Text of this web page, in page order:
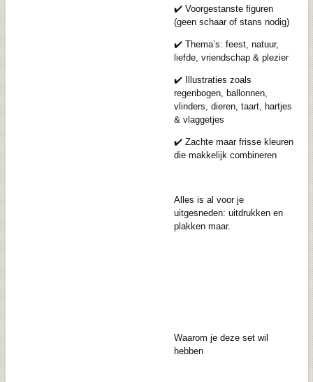
✔️ Voorgestanste figuren
(geen schaar of stans nodig)
✔️ Thema’s: feest, natuur,
liefde, vriendschap & plezier
✔️ Illustraties zoals
regenbogen, ballonnen,
vlinders, dieren, taart, hartjes
& vlaggetjes
✔️ Zachte maar frisse kleuren
die makkelijk combineren
Alles is al voor je
uitgesneden: uitdrukken en
plakken maar.
Waarom je deze set wil
hebben